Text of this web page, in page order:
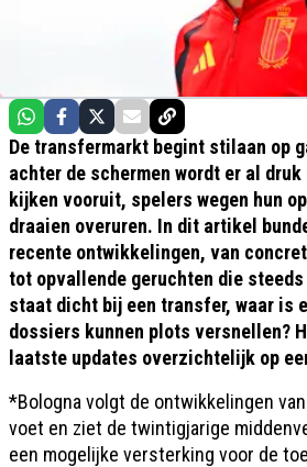
De transfermarkt begint stilaan op
achter de schermen wordt er al
kijken vooruit, spelers wegen hun
draaien overuren. In dit artikel
recente ontwikkelingen, van
tot opvallende geruchten die
staat dicht bij een transfer, waar is
dossiers kunnen plots versnellen?
laatste updates overzichtelijk op
*Bologna volgt de ontwikkelingen van
voet en ziet de twintigjarige
een mogelijke versterking voor de